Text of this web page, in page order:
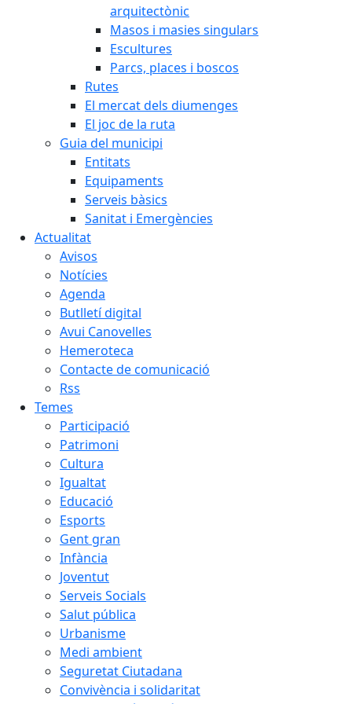
arquitectònic
Masos i masies singulars
Escultures
Parcs, places i boscos
Rutes
El mercat dels diumenges
El joc de la ruta
Guia del municipi
Entitats
Equipaments
Serveis bàsics
Sanitat i Emergències
Actualitat
Avisos
Notícies
Agenda
Butlletí digital
Avui Canovelles
Hemeroteca
Contacte de comunicació
Rss
Temes
Participació
Patrimoni
Cultura
Igualtat
Educació
Esports
Gent gran
Infància
Joventut
Serveis Socials
Salut pública
Urbanisme
Medi ambient
Seguretat Ciutadana
Convivència i solidaritat